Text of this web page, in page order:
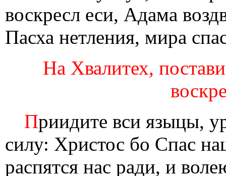
воскресл еси, Адама
Пасха нетления, мира
На Хвалитех,
Приидите вси языцы,
силу: Христос бо Спас
распятся нас ради, и